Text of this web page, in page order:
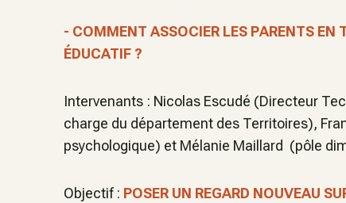
- COMMENT ASSOCIER LES PARENTS EN
ÉDUCATIF ?
Intervenants : Nicolas Escudé (Directeur
charge du département des Territoires),
psychologique) et Mélanie Maillard (pôle
Objectif : POSER UN REGARD NOUVEAU